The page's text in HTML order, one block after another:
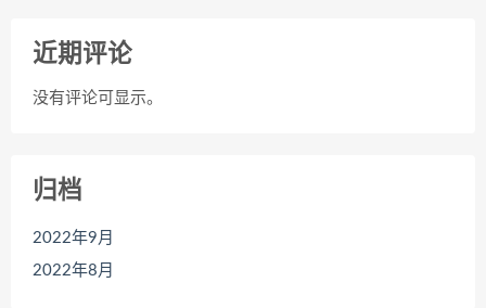
近期评论
没有评论可显示。
归档
2022年9月
2022年8月